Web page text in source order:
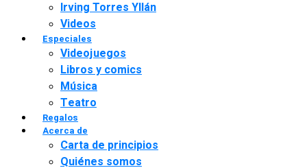
Irving Torres Yllán
Videos
Especiales
Videojuegos
Libros y comics
Música
Teatro
Regalos
Acerca de
Carta de principios
Quiénes somos